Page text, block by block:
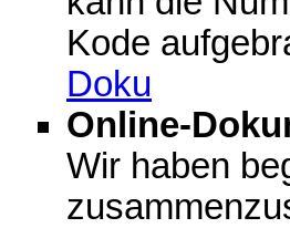
Kode
Doku
Online-
Wir haben